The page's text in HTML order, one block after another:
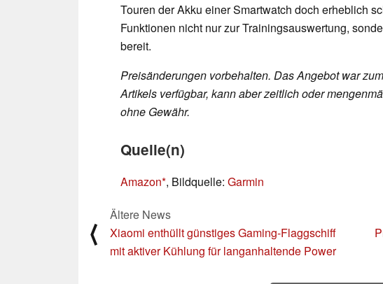
Touren der Akku einer Smartwatch doch erheblich
Funktionen nicht nur zur Trainingsauswertung,
bereit.
Preisänderungen vorbehalten. Das Angebot war
Artikels verfügbar, kann aber zeitlich oder
ohne Gewähr.
Quelle(n)
Amazon , Bildquelle: Garmin
⟨
Ältere News
Xiaomi enthüllt günstiges Gaming-Flaggschiff
mit aktiver Kühlung für langanhaltende Power